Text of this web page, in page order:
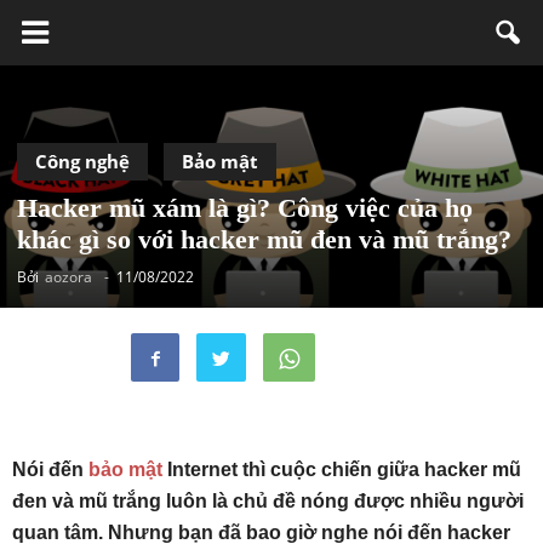
Công nghệ Bảo mật
Hacker mũ xám là gì? Công việc của họ
khác gì so với hacker mũ đen và mũ trắng?
Bởiaozora - 11/08/2022
Nói đến bảo mật Internet thì cuộc chiến giữa hacker mũ
đen và mũ trắng luôn là chủ đề nóng được nhiều người
quan tâm. Nhưng bạn đã bao giờ nghe nói đến hacker